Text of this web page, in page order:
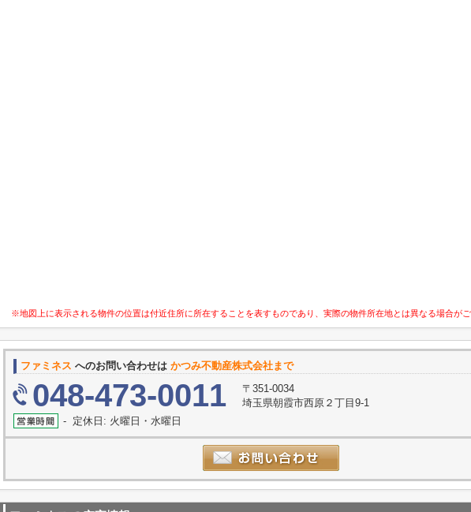
※地図上に表示される物件の位置は付近住所に所在することを表すものであり、実際の物件所在地とは異なる場合がご
ファミネス へのお問い合わせは かつみ不動産株式会社まで
048-473-0011
〒351-0034
埼玉県朝霞市西原２丁目9-1
- 定休日: 火曜日・水曜日